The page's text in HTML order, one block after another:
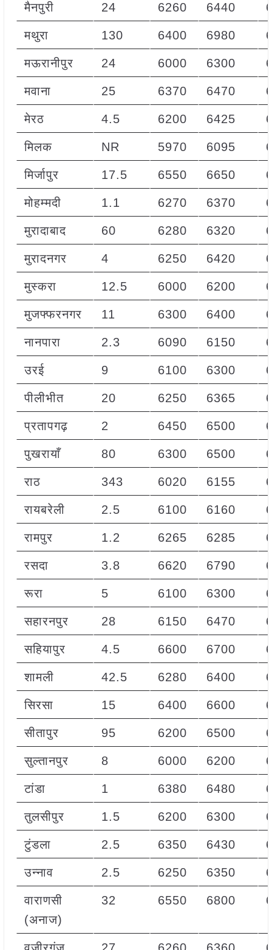
मैनपुरी 24 6260 6440
मथुरा 130 6400 6980
मऊरानीपुर 24 6000 6300
मवाना 25 6370 6470
मेरठ 4.5 6200 6425
मिलक NR 5970 6095
मिर्जापुर 17.5 6550 6650
मोहम्मदी 1.1 6270 6370
मुरादाबाद 60 6280 6320
मुरादनगर 4 6250 6420
मुस्करा 12.5 6000 6200
मुजफ्फरनगर 11 6300 6400
नानपारा 2.3 6090 6150
उरई 9 6100 6300
पीलीभीत 20 6250 6365
प्रतापगढ़ 2 6450 6500
पुखरायाँ 80 6300 6500
राठ 343 6020 6155
रायबरेली 2.5 6100 6160
रामपुर 1.2 6265 6285
रसदा 3.8 6620 6790
रूरा 5 6100 6300
सहारनपुर 28 6150 6470
सहियापुर 4.5 6600 6700
शामली 42.5 6280 6400
सिरसा 15 6400 6600
सीतापुर 95 6200 6500
सुल्तानपुर 8 6000 6200
टांडा 1 6380 6480
तुलसीपुर 1.5 6200 6300
टुंडला 2.5 6350 6430
उन्नाव 2.5 6250 6350
वाराणसी
(अनाज)
32 6550 6800